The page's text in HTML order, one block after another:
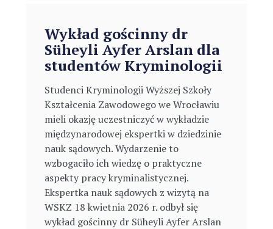
Wykład gościnny dr
Süheyli Ayfer Arslan dla
studentów Kryminologii
Studenci Kryminologii Wyższej Szkoły
Kształcenia Zawodowego we Wrocławiu
mieli okazję uczestniczyć w wykładzie
międzynarodowej ekspertki w dziedzinie
nauk sądowych. Wydarzenie to
wzbogaciło ich wiedzę o praktyczne
aspekty pracy kryminalistycznej.
Ekspertka nauk sądowych z wizytą na
WSKZ 18 kwietnia 2026 r. odbył się
wykład gościnny dr Süheyli Ayfer Arslan